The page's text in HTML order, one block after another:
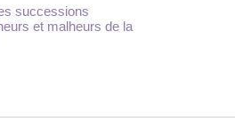
successions
et malheurs de la